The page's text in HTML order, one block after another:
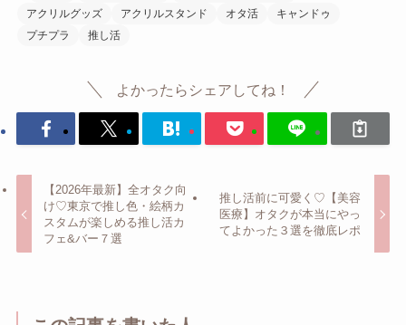
アクリルグッズ
アクリルスタンド オタ活
キャンドゥ
プチプラ
推し活
よかったらシェアしてね！
【2026年最新】全オタク向
け♡東京で推し色・絵柄カ
スタムが楽しめる推し活カ
フェ&バー７選
推し活前に可愛く♡【美容
医療】オタクが本当にやっ
てよかった３選を徹底レポ